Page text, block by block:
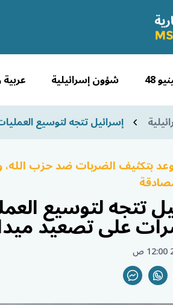
48 شؤون إسرائيلية
إسرائيل تتجه لتوسيع
بتكثيف الضربات ضد حزب
تتجه لتوسيع
على تصعيد